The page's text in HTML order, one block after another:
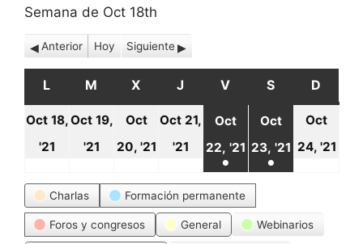
Semana de Oct 18th
Anterior Hoy Siguiente
L LUNES
M MARTES
X MIÉRCOLES
J JUEVES
V VIERNES
S SÁBADO
D
Oct 18,
'21
2021
Oct 19,
'21
19
2021
Oct
20, '21
20
octubre,
2021
Oct 21,
'21
21
octubre,
2021
Oct
22, '21 22
octubre,
●
(1
event)
Oct
23, '21 23
octubre,
●
event)
Oct
24, '21
Categorías
Charlas Formación permanente
Foros y congresos General Webinarios